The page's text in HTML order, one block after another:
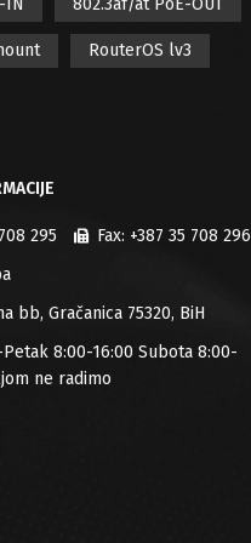
IN 802.3af/at PoE-OUT
RouterOS lv3
295 Fax: +387 35 708 296
bb, Gračanica 75320, BiH
8:00-16:00 Subota 8:00-
ne radimo